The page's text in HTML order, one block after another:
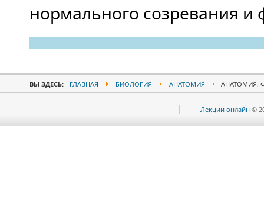
нормального созревания
ВЫ ЗДЕСЬ: ГЛАВНАЯ БИОЛОГИЯ АНАТОМИЯ АНАТОМИЯ,
Лекции онлайн ©